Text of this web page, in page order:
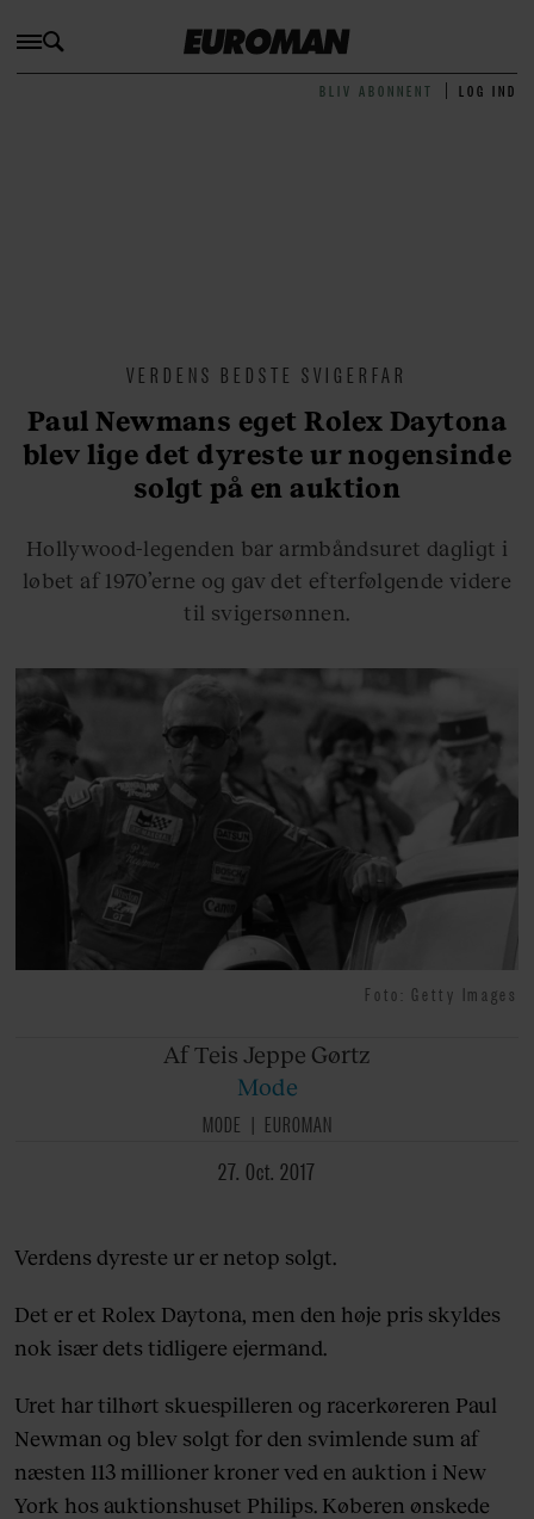
BLIV ABONNENT LOG IND
VERDENS BEDSTE SVIGERFAR
Paul Newmans eget Rolex Daytona
blev lige det dyreste ur nogensinde
solgt på en auktion
Hollywood-legenden bar armbåndsuret dagligt i
løbet af 1970’erne og gav det efterfølgende videre
til svigersønnen.
Foto: Getty Images
Af Teis Jeppe Gørtz
Mode
MODE
EUROMAN
27. Oct. 2017
Verdens dyreste ur er netop solgt.
Det er et Rolex Daytona, men den høje pris skyldes
nok især dets tidligere ejermand.
Uret har tilhørt skuespilleren og racerkøreren Paul
Newman og blev solgt for den svimlende sum af
næsten 113 millioner kroner ved en auktion i New
York hos auktionshuset Philips. Køberen ønskede